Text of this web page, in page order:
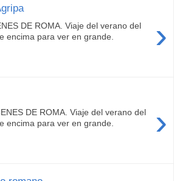
›
DE ROMA. Viaje del verano del
encima para ver en grande.
›
DE ROMA. Viaje del verano del
encima para ver en grande.